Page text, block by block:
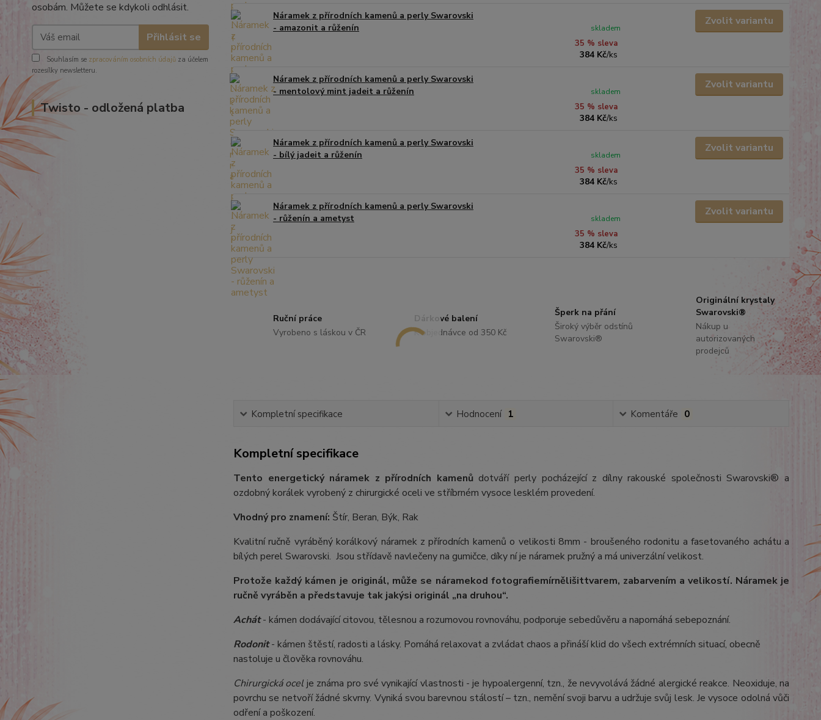
osobám. Můžete se kdykoli odhlásit.
Přihlásit se
Souhlasím se zpracováním osobních údajů za účelem
rozesílky newsletteru.
Twisto - odložená platba
Náramek z přírodních kamenů a perly Swarovski
- amazonit a růženín
35 % sleva
384 Kč/ks
skladem
Zvolit variantu
Náramek z přírodních kamenů a perly Swarovski
- mentolový mint jadeit a růženín
35 % sleva
384 Kč/ks
skladem
Zvolit variantu
Náramek z přírodních kamenů a perly Swarovski
- bílý jadeit a růženín
35 % sleva
384 Kč/ks
skladem
Zvolit variantu
Náramek z přírodních kamenů a perly Swarovski
- růženín a ametyst
35 % sleva
384 Kč/ks
skladem
Zvolit variantu
Ruční práce
Vyrobeno s láskou v ČR
Dárkové balení
K objednávce od 350 Kč
Šperk na přání
Široký výběr odstínů
Swarovski®
Originální krystaly
Swarovski®
Nákup u
autorizovaných
prodejců
Kompletní specifikace Hodnocení 1 Komentáře 0
Kompletní specifikace
Tento energetický náramek z přírodních kamenů dotváří perly pocházející z dílny rakouské společnosti Swarovski® a
ozdobný korálek vyrobený z chirurgické oceli ve stříbrném vysoce lesklém provedení.
Vhodný pro znamení: Štír, Beran, Býk, Rak
Kvalitní ručně vyráběný korálkový náramek z přírodních kamenů o velikosti 8mm - broušeného rodonitu a fasetovaného achátu a
bílých perel Swarovski. Jsou střídavě navlečeny na gumičce, díky ní je náramek pružný a má univerzální velikost.
Protože každý kámen je originál, může se náramekod fotografiemírnělišittvarem, zabarvením a velikostí. Náramek je
ručně vyráběn a představuje tak jakýsi originál „na druhou“.
Achát- kámen dodávající citovou, tělesnou a rozumovou rovnováhu, podporuje sebedůvěru a napomáhá sebepoznání.
Rodonit- kámen štěstí, radosti a lásky. Pomáhá relaxovat a zvládat chaos a přináší klid do všech extrémních situací, obecně
nastoluje u člověka rovnováhu.
Chirurgická ocel je známa pro své vynikající vlastnosti - je hypoalergenní, tzn., že nevyvolává žádné alergické reakce. Neoxiduje, na
povrchu se netvoří žádné skvrny. Vyniká svou barevnou stálostí – tzn., nemění svoji barvu a udržuje svůj lesk. Je vysoce odolná vůči
odření a poškození.